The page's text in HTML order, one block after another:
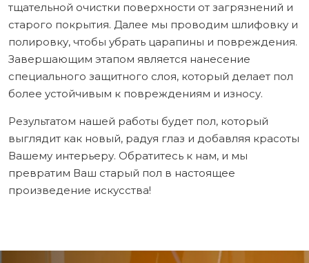
тщательной очистки поверхности от загрязнений и
старого покрытия. Далее мы проводим шлифовку и
полировку, чтобы убрать царапины и повреждения.
Завершающим этапом является нанесение
специального защитного слоя, который делает пол
более устойчивым к повреждениям и износу.
Результатом нашей работы будет пол, который
выглядит как новый, радуя глаз и добавляя красоты
Вашему интерьеру. Обратитесь к нам, и мы
превратим Ваш старый пол в настоящее
произведение искусства!